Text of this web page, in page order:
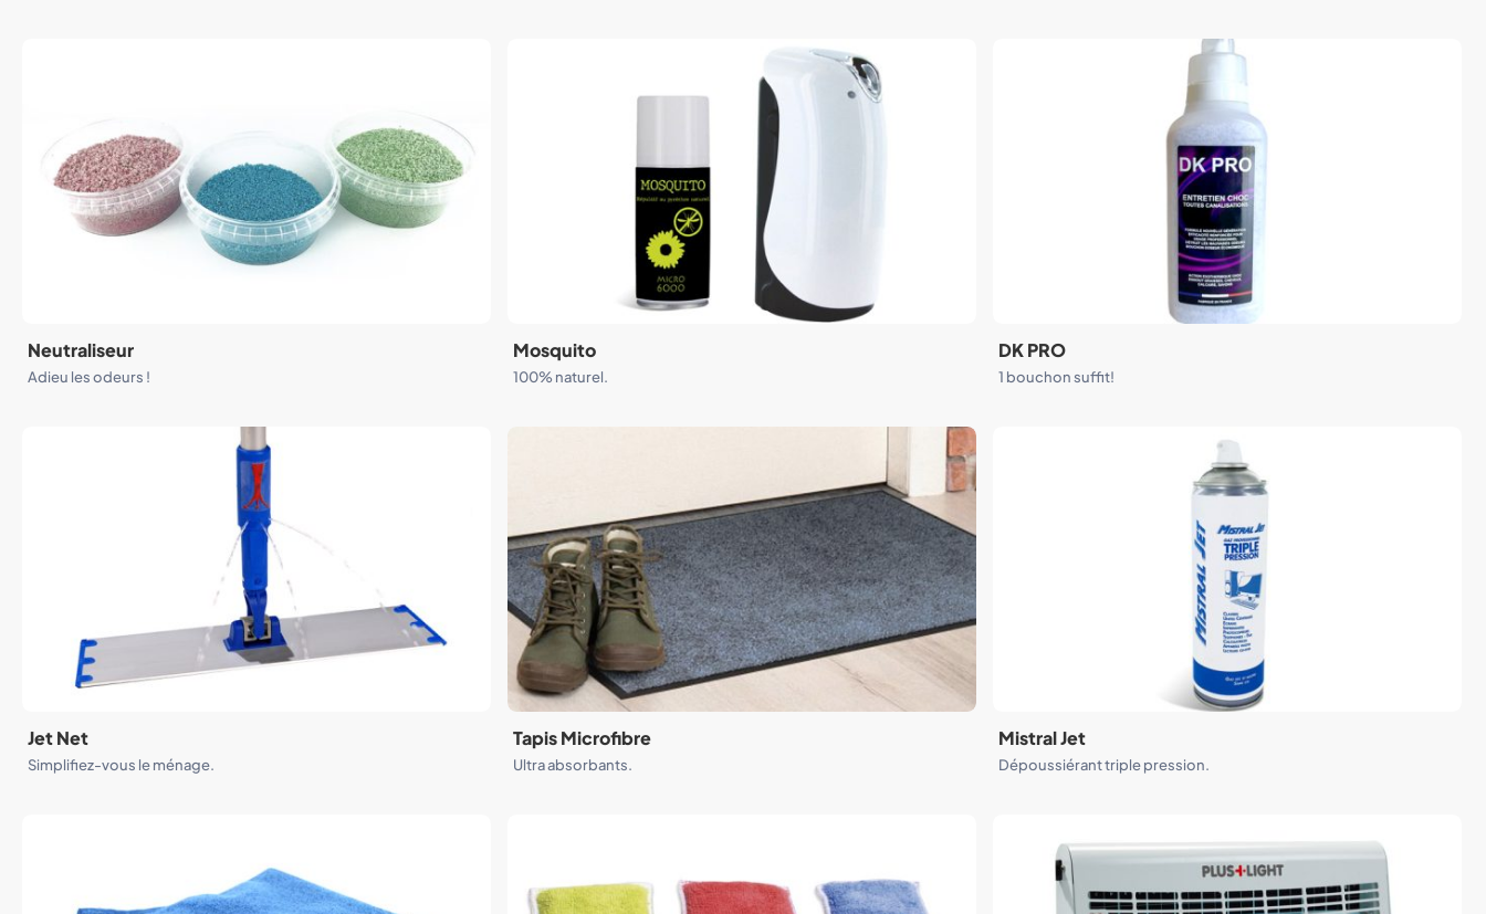
Neutraliseur
Adieu les odeurs !
Mosquito
100% naturel.
DK PRO
1 bouchon suffit!
Jet Net
Simplifiez-vous le ménage.
Tapis Microfibre
Ultra absorbants.
Mistral Jet
Dépoussiérant triple pression.